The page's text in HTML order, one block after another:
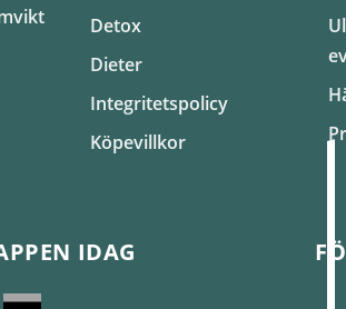
Detox
Dieter
Integritetspolicy
Köpevillkor
IDAG